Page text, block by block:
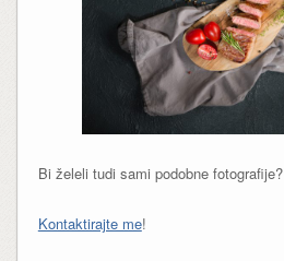
Bi želeli tudi sami podobne fotografije?
Kontaktirajte me!